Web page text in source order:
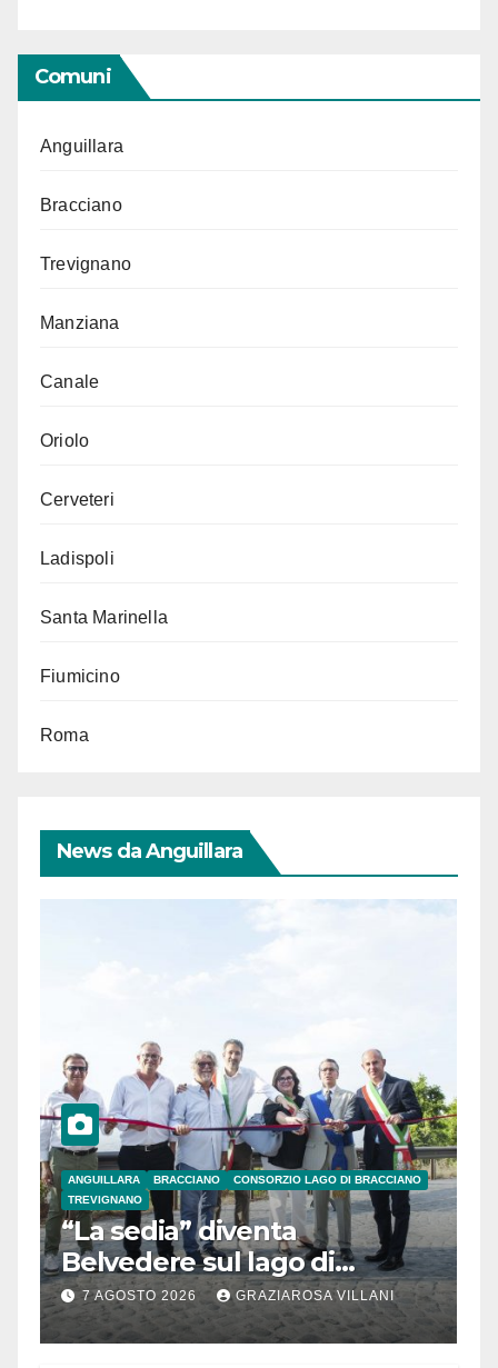
Comuni
Anguillara
Bracciano
Trevignano
Manziana
Canale
Oriolo
Cerveteri
Ladispoli
Santa Marinella
Fiumicino
Roma
News da Anguillara
ANGUILLARA BRACCIANO
CONSORZIO LAGO DI BRACCIANO
TREVIGNANO
“La sedia” diventa
Belvedere sul lago di
Bracciano: ieri
l’inaugurazione
7 AGOSTO 2026 GRAZIAROSA VILLANI